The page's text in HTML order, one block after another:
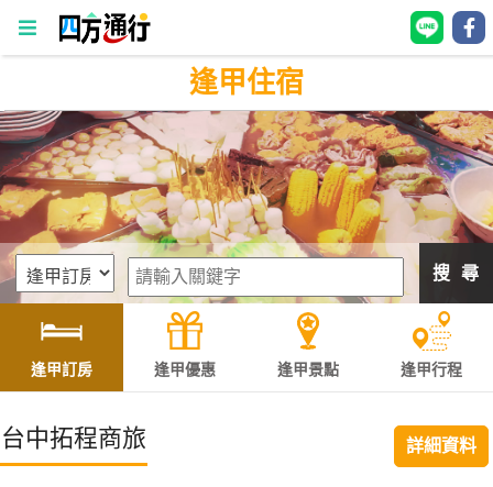
四
方
通
行
訂
房
灣
訂
房
直接跟飯店訂房 HOT
逢甲住宿
搜 尋
逢甲訂房 逢甲優惠 逢甲景點 逢甲行程
台中拓程商旅 詳細資料